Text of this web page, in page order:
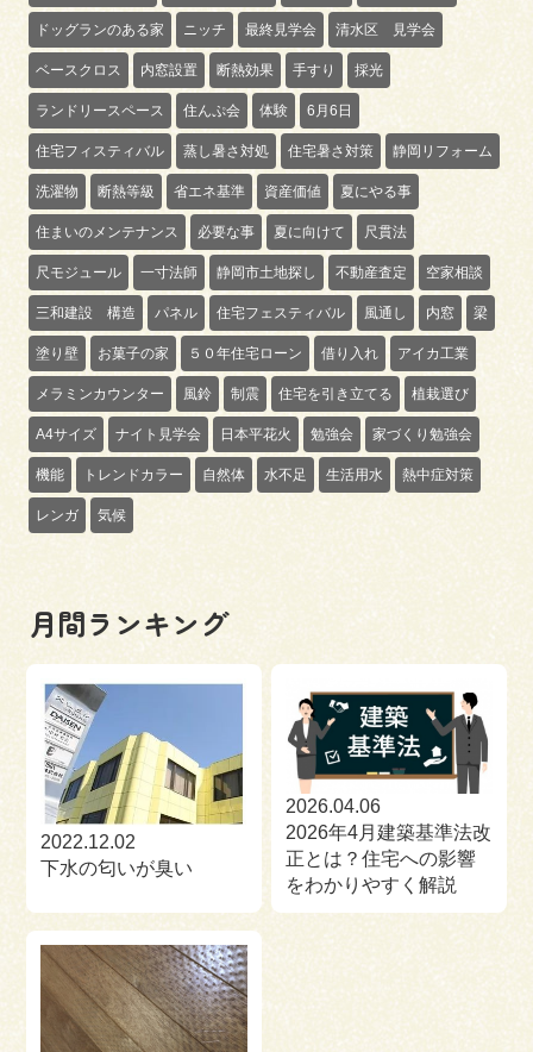
ドッグランのある家 ニッチ 最終見学会 清水区 見学会
ベースクロス 内窓設置 断熱効果 手すり 採光
ランドリースペース 住んぷ会 体験 6月6日
住宅フィスティバル 蒸し暑さ対処 住宅暑さ対策 静岡リフォーム
洗濯物 断熱等級 省エネ基準 資産価値 夏にやる事
住まいのメンテナンス 必要な事 夏に向けて 尺貫法
尺モジュール 一寸法師 静岡市土地探し 不動産査定 空家相談
三和建設 構造 パネル 住宅フェスティバル 風通し 内窓 梁
塗り壁 お菓子の家 ５０年住宅ローン 借り入れ アイカ工業
メラミンカウンター 風鈴 制震 住宅を引き立てる 植栽選び
A4サイズ ナイト見学会 日本平花火 勉強会 家づくり勉強会
機能 トレンドカラー 自然体 水不足 生活用水 熱中症対策
レンガ 気候
月間ランキング
2022.12.02
下水の匂いが臭い
2026.04.06
2026年4月建築基準法改
正とは？住宅への影響
をわかりやすく解説